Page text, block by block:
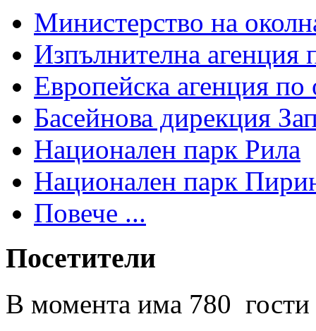
Министерство на
Изпълнителна агенция
Европейска агенция по
Басейнова дирекция
Национален парк Рила
Национален парк
Повече ...
Посетители
В момента има 780 гости